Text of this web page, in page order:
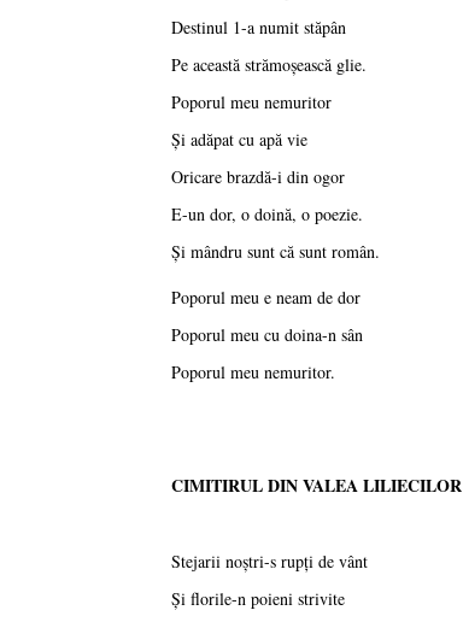
Destinul 1-a numit stăpân
Pe această strămoşească glie.
Poporul meu nemuritor
Şi adăpat cu apă vie
Oricare brazdă-i din ogor
E-un dor, o doină, o poezie.
Şi mândru sunt că sunt român.
Poporul meu e neam de dor
Poporul meu cu doina-n sân
Poporul meu nemuritor.
CIMITIRUL DIN VALEA LILIECILOR
Stejarii noştri-s rupţi de vânt
Şi florile-n poieni strivite